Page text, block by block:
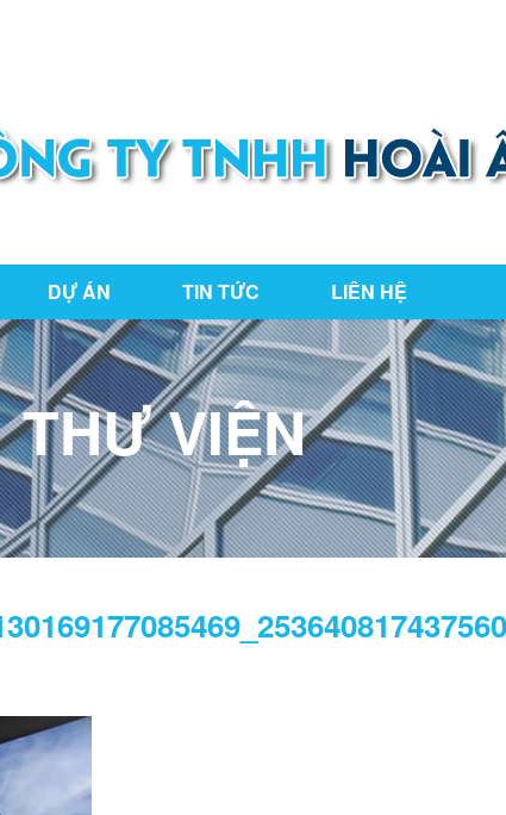
DỰ ÁN TIN TỨC LIÊN HỆ
THƯ VIỆN